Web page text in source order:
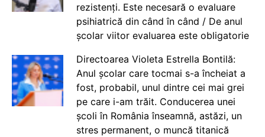
rezistenți. Este necesară o evaluare
psihiatrică din când în când / De anul
școlar viitor evaluarea este obligatorie
Directoarea Violeta Estrella Bontilă:
Anul școlar care tocmai s-a încheiat a
fost, probabil, unul dintre cei mai grei
pe care i-am trăit. Conducerea unei
școli în România înseamnă, astăzi, un
stres permanent, o muncă titanică